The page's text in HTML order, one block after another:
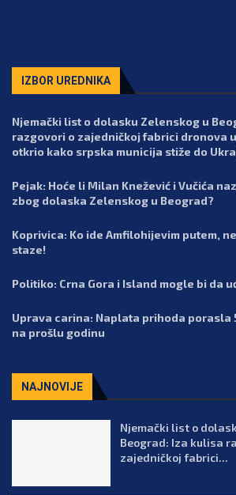
IZBOR UREDNIKA
Njemački list o dolasku Zelenskog u
razgovori o zajedničkoj fabrici dronova
otkrio kako srpska municija stiže do
Pejak: Hoće li Milan Knežević i Vučića
zbog dolaska Zelenskog u Beograd?
Koprivica: Ko ide Amfilohijevim putem,
staze!
Politiko: Crna Gora i Island mogle bi da
Uprava carina: Naplata prihoda porasla
na prošlu godinu
NAJNOVIJE
Njemački list o
Beograd: Iza kulisa
zajedničkoj fabrici...